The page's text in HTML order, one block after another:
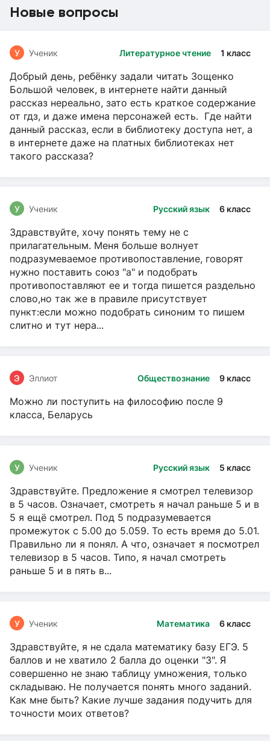
Новые вопросы
Литературное чтение 1 класс
У Ученик
Добрый день, ребёнку задали читать Зощенко
Большой человек, в интернете найти данный
рассказ нереально, зато есть краткое содержание
от гдз, и даже имена персонажей есть. Где найти
данный рассказ, если в библиотеку доступа нет, а
в интернете даже на платных библиотеках нет
такого рассказа?
Русский язык 6 класс
У Ученик
Здравствуйте, хочу понять тему не с
прилагательным. Меня больше волнует
подразумеваемое противопоставление, говорят
нужно поставить союз "а" и подобрать
противопоставляют ее и тогда пишется раздельно
слово,но так же в правиле присутствует
пункт:если можно подобрать синоним то пишем
слитно и тут нера...
Обществознание 9 класс
Э Эллиот
Можно ли поступить на философию после 9
класса, Беларусь
Русский язык 5 класс
У Ученик
Здравствуйте. Предложение я смотрел телевизор
в 5 часов. Означает, смотреть я начал раньше 5 и в
5 я ещё смотрел. Под 5 подразумевается
промежуток с 5.00 до 5.059. То есть время до 5.01.
Правильно ли я понял. А что, означает я посмотрел
телевизор в 5 часов. Типо, я начал смотреть
раньше 5 и в пять в...
Математика 6 класс
У Ученик
Здравствуйте, я не сдала математику базу ЕГЭ. 5
баллов и не хватило 2 балла до оценки "3". Я
совершенно не знаю таблицу умножения, только
складываю. Не получается понять много заданий.
Как мне быть? Какие лучше задания подучить для
точности моих ответов?